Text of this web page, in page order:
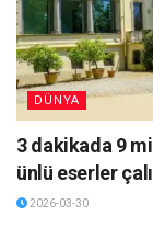
DÜNYA
3 dakikada 9
ünlü eserler
2026-03-30